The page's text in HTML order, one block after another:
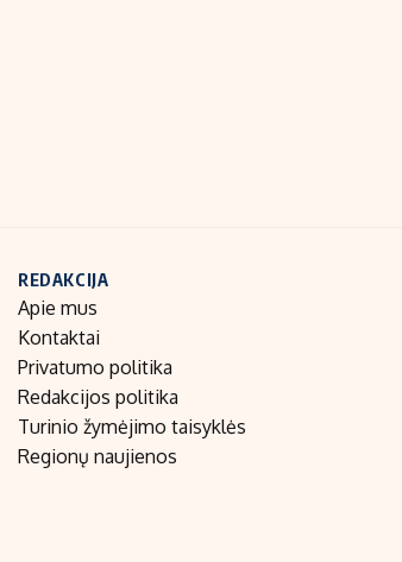
REDAKCIJA
Apie mus
Kontaktai
Privatumo politika
Redakcijos politika
Turinio žymėjimo taisyklės
Regionų naujienos